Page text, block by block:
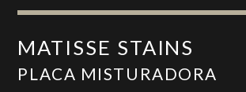
MATISSE STAINS
PLACA MISTURADORA